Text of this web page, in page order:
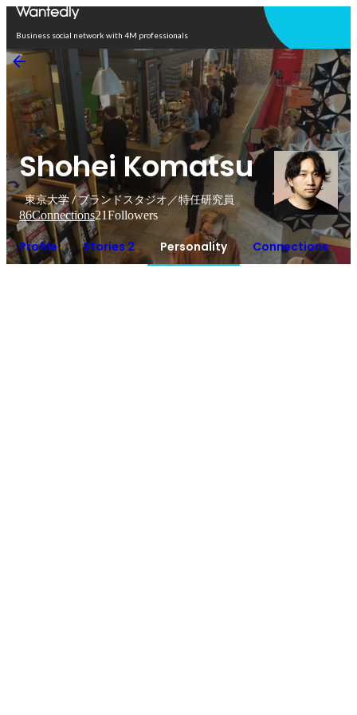
Business social network with 4M professionals
Shohei Komatsu
東京大学 / ブランドスタジオ／特任研究員
86Connections21Followers
Profile Stories 2 Personality Connections